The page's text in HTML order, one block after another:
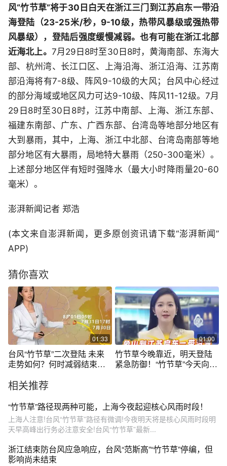
风“竹节草”将于30日白天在浙江三门到江苏启东一带沿
海登陆（23-25米/秒，9-10级，热带风暴级或强热带
风暴级），登陆后强度缓慢减弱。也有可能在浙江北部
近海北上。 7月29日8时至30日8时，黄海南部、东海大
部、杭州湾、长江口区、上海沿海、浙江沿海、江苏南
部沿海将有7-8级、阵风9-10级的大风；台风中心经过
的部分海域或地区风力可达9-10级、阵风11-12级。7月
29日8时至30日8时，江苏中南部、上海、浙江东部、
福建东南部、广东、广西东部、台湾岛等地部分地区有
大到暴雨，其中，上海、浙江中北部、台湾岛南部等地
部分地区有大暴雨，局地特大暴雨（250-300毫米）。
上述部分地区伴有短时强降水（最大小时降雨量20-60
毫米）。
澎湃新闻记者 郑浩
(本文来自澎湃新闻，更多原创资讯请下载“澎湃新闻”
APP)
猜你喜欢
01:33
台风“竹节草”二次登陆 未来
走势如何？何时减弱结束？
01:00
竹节草今晚靠近，明天登陆
紧急防御！“竹节草”今天向浙
将迎暴雨大暴雨#天气有话说
#本地新闻
相关推荐
“竹节草”路径现两种可能，上海今夜起迎核心风雨时段！
上海人注意!台风“竹节草”路径有微调!今夜明天将是核心风雨时段明
天早高峰出行务必注意安全!台风“竹节草”最新...
浙江结束防台风应急响应，台风“范斯高”“竹节草”停编，但
影响尚未结束